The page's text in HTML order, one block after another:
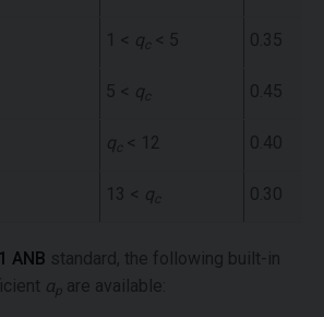
1 < q < 5 0.35
5 < q 0.45
q < 12 0.40
13 < q 0.30
ANB standard, the following built-in
αp are available: